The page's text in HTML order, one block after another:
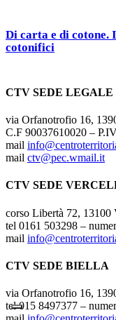
Di carta e di cotone.
cotonifici
CTV SEDE LEGALE
via Orfanotrofio 16,
C.F 90037610020 –
mail
mail ctv@pec.wmail.it
CTV SEDE
corso Libertà 72, 13100
tel 0161 503298 –
mail
CTV SEDE BIELLA
via Orfanotrofio 16,
tel 015 8497377 –